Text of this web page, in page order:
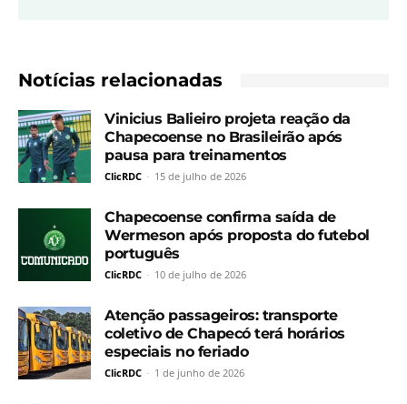
Notícias relacionadas
Vinicius Balieiro projeta reação da
Chapecoense no Brasileirão após
pausa para treinamentos
ClicRDC - 15 de julho de 2026
Chapecoense confirma saída de
Wermeson após proposta do futebol
português
ClicRDC - 10 de julho de 2026
Atenção passageiros: transporte
coletivo de Chapecó terá horários
especiais no feriado
ClicRDC - 1 de junho de 2026